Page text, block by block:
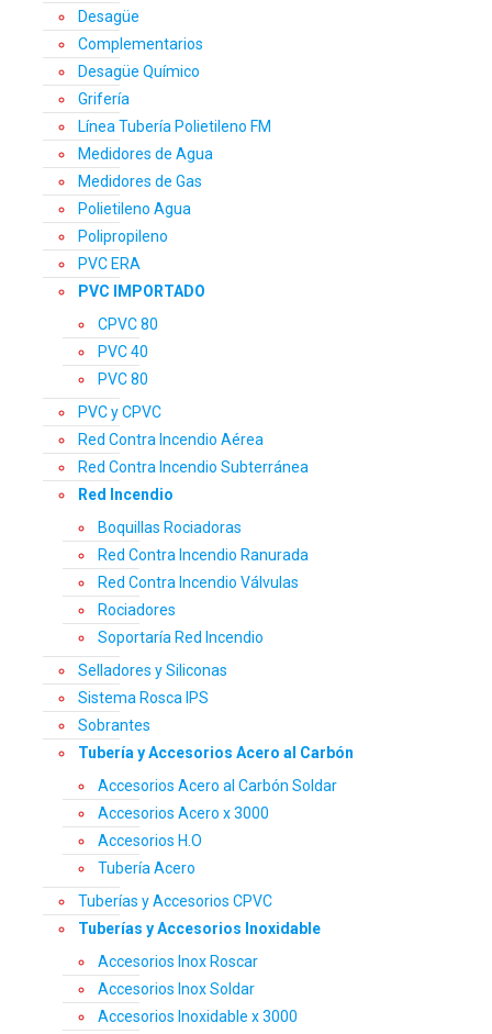
Desagüe
Complementarios
Desagüe Químico
Grifería
Línea Tubería Polietileno FM
Medidores de Agua
Medidores de Gas
Polietileno Agua
Polipropileno
PVC ERA
PVC IMPORTADO
CPVC 80
PVC 40
PVC 80
PVC y CPVC
Red Contra Incendio Aérea
Red Contra Incendio Subterránea
Red Incendio
Boquillas Rociadoras
Red Contra Incendio Ranurada
Red Contra Incendio Válvulas
Rociadores
Soportaría Red Incendio
Selladores y Siliconas
Sistema Rosca IPS
Sobrantes
Tubería y Accesorios Acero al Carbón
Accesorios Acero al Carbón Soldar
Accesorios Acero x 3000
Accesorios H.O
Tubería Acero
Tuberías y Accesorios CPVC
Tuberías y Accesorios Inoxidable
Accesorios Inox Roscar
Accesorios Inox Soldar
Accesorios Inoxidable x 3000